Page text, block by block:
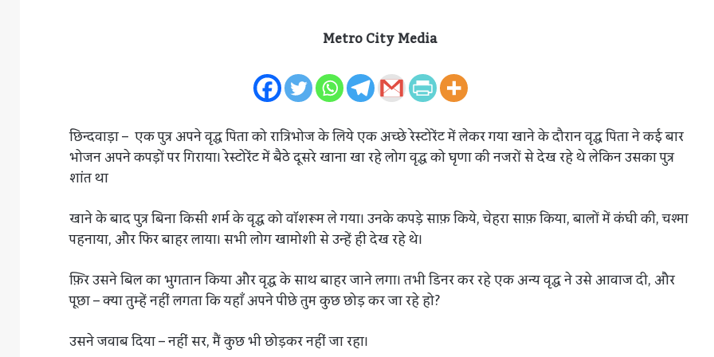
Metro City Media
छिन्दवाड़ा – एक पुत्र अपने वृद्ध पिता को रात्रिभोज के लिये एक अच्छे रेस्टोरेंट में लेकर गया खाने के दौरान वृद्ध पिता ने कई बार
भोजन अपने कपड़ों पर गिराया। रेस्टोरेंट में बैठे दूसरे खाना खा रहे लोग वृद्ध को घृणा की नजरों से देख रहे थे लेकिन उसका पुत्र
शांत था
खाने के बाद पुत्र बिना किसी शर्म के वृद्ध को वॉशरूम ले गया। उनके कपड़े साफ़ किये, चेहरा साफ़ किया, बालों में कंघी की, चश्मा
पहनाया, और फिर बाहर लाया। सभी लोग खामोशी से उन्हें ही देख रहे थे।
फ़िर उसने बिल का भुगतान किया और वृद्ध के साथ बाहर जाने लगा। तभी डिनर कर रहे एक अन्य वृद्ध ने उसे आवाज दी, और
पूछा – क्या तुम्हें नहीं लगता कि यहाँ अपने पीछे तुम कुछ छोड़ कर जा रहे हो?
उसने जवाब दिया – नहीं सर, मैं कुछ भी छोड़कर नहीं जा रहा।